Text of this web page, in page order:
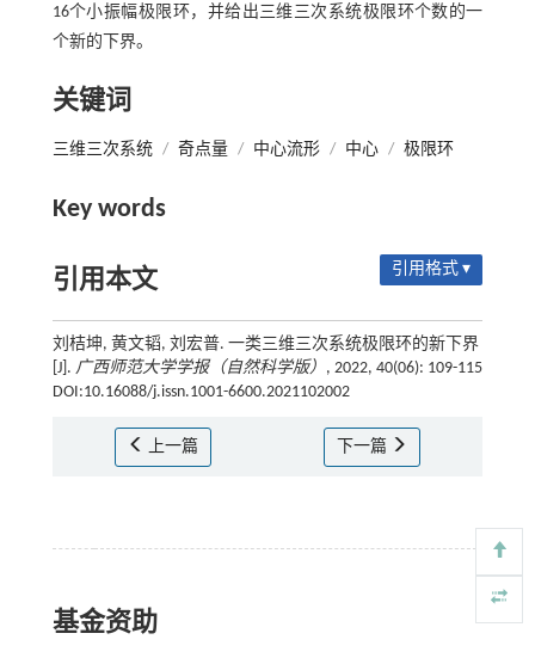
16个小振幅极限环，并给出三维三次系统极限环个数的一
个新的下界。
关键词
三维三次系统 / 奇点量 / 中心流形 / 中心 / 极限环
Key words
引用本文 引用格式 ▾
刘桔坤, 黄文韬, 刘宏普. 一类三维三次系统极限环的新下界
[J]. 广西师范大学学报（自然科学版） , 2022, 40(06): 109-115
DOI:10.16088/j.issn.1001-6600.2021102002
上一篇 下一篇
基金资助